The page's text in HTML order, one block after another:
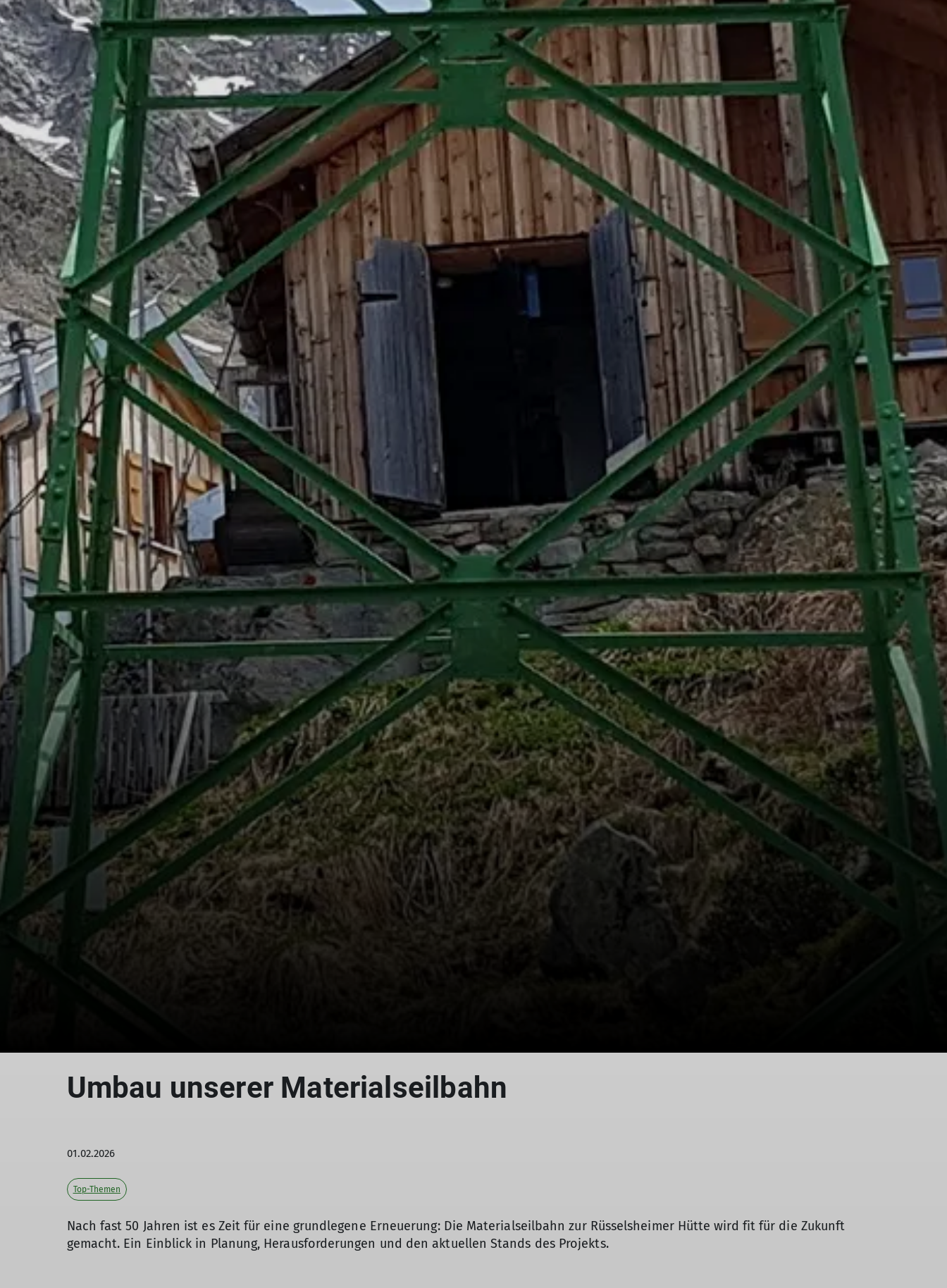
Umbau unserer Materialseilbahn
01.02.2026
Top-Themen
Nach fast 50 Jahren ist es Zeit für eine grundlegene Erneuerung: Die Materialseilbahn zur Rüsselsheimer Hütte wird fit für die Zukunft
gemacht. Ein Einblick in Planung, Herausforderungen und den aktuellen Stands des Projekts.